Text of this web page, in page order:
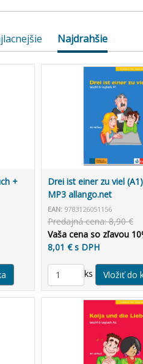
Najdrahšie
+
Drei ist einer zu viel
MP3 allango.net
EAN: 9783126051156
Predajná cena: 8,90 €
Vaša cena so zľavou
8,01 € s DPH
ks